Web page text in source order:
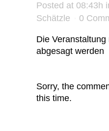
Posted at 08:43h
Schätzle
0
Die
abgesagt werden
Sorry, the
this time.